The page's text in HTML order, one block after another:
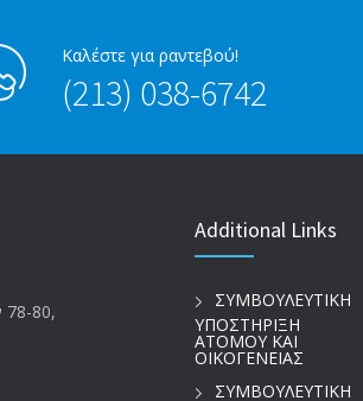
Καλέστε για ραντεβού!
(213) 038-6742
80,
Additional Links
ΣΥΜΒΟΥΛΕΥΤΙΚΗ
ΥΠΟΣΤΗΡΙΞΗ
ΑΤΟΜΟΥ ΚΑΙ
ΟΙΚΟΓΕΝΕΙΑΣ
ΣΥΜΒΟΥΛΕΥΤΙΚΗ